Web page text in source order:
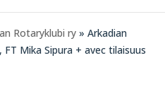
Rotaryklubi ry » Arkadian
Mika Sipura + avec tilaisuus